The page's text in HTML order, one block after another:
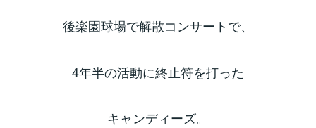
後楽園球場で解散コンサートで、
4年半の活動に終止符を打った
キャンディーズ。